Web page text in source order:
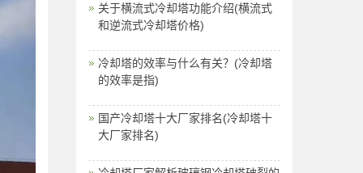
关于横流式冷却塔功能介绍(横流式
和逆流式冷却塔价格)
冷却塔的效率与什么有关？(冷却塔
的效率是指)
国产冷却塔十大厂家排名(冷却塔十
大厂家排名)